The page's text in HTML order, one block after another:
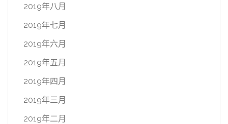
2019年八月
2019年七月
2019年六月
2019年五月
2019年四月
2019年三月
2019年二月